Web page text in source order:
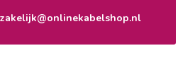
zakelijk@onlinekabelshop.nl